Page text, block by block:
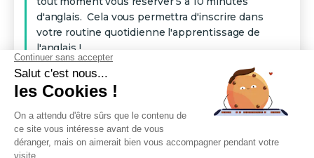
d'anglais. Cela vous permettra d'inscrire dans
votre routine quotidienne l'apprentissage de
l'anglais !